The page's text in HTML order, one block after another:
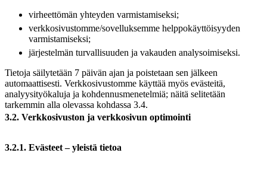
virheettömän yhteyden varmistamiseksi;
verkkosivustomme/sovelluksemme helppokäyttöisyyden
varmistamiseksi;
järjestelmän turvallisuuden ja vakauden analysoimiseksi.
Tietoja säilytetään 7 päivän ajan ja poistetaan sen jälkeen
automaattisesti. Verkkosivustomme käyttää myös evästeitä,
analyysityökaluja ja kohdennusmenetelmiä; näitä selitetään
tarkemmin alla olevassa kohdassa 3.4.
3.2. Verkkosivuston ja verkkosivun optimointi
3.2.1. Evästeet – yleistä tietoa